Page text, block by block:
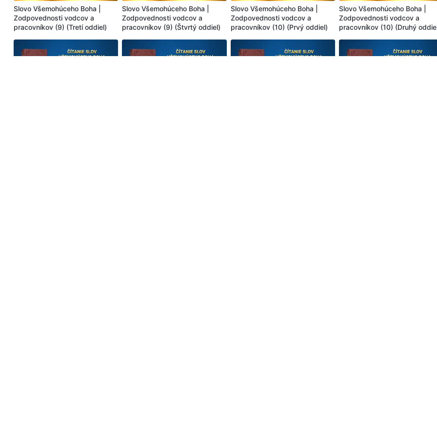
Slovo Všemohúceho Boha |
Zodpovednosti vodcov a
pracovníkov (9) (Tretí oddiel)
Slovo Všemohúceho Boha |
Zodpovednosti vodcov a
pracovníkov (9) (Štvrtý oddiel)
Slovo Všemohúceho Boha |
Zodpovednosti vodcov a
pracovníkov (10) (Prvý oddiel)
Slovo Všemohúceho Boha |
Zodpovednosti vodcov a
pracovníkov (10) (Druhý